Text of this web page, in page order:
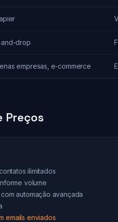
drop
empresas, e-commerce
Preços
ilimitados
volume
automação avançada
emails enviados